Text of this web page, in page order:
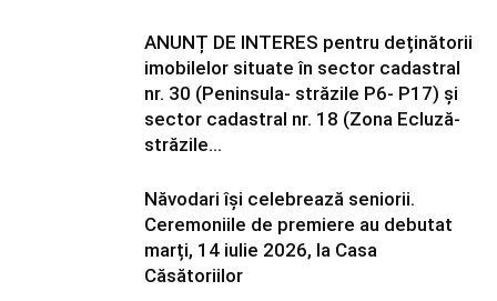
ANUNȚ DE INTERES pentru deținătorii
imobilelor situate în sector cadastral
nr. 30 (Peninsula- străzile P6- P17) și
sector cadastral nr. 18 (Zona Ecluză-
străzile...
Năvodari își celebrează seniorii.
Ceremoniile de premiere au debutat
marți, 14 iulie 2026, la Casa
Căsătoriilor